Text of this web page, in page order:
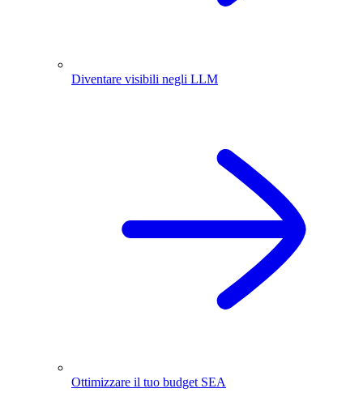
Diventare visibili negli LLM
Ottimizzare il tuo budget SEA